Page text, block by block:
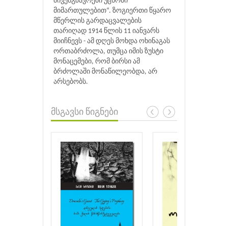
მიმართულებით“. ზოგიერთი წყარო
მწერლის გარდაცვალების
თარიღად 1914 წლის 11 იანვარს
მიიჩნევს - ამ დღეს მოხდა ოხინაგას
ორთაბრძოლა, თუმცა იმის ზუსტი
მონაცემები, რომ ბირსი ამ
ბრძოლაში მონაწილეობდა, არ
არსებობს.
მსგავსი წიგნები